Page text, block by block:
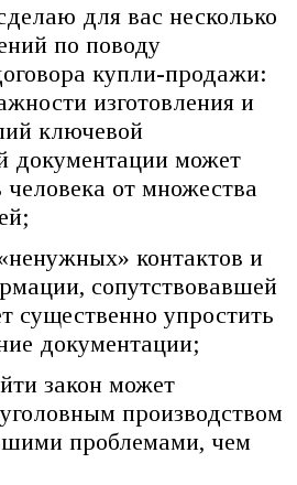
для вас несколько
по поводу
купли-продажи:
изготовления и
ключевой
документации может
человека от множества
контактов и
сопутствовавшей
существенно упростить
документации;
закон может
производством
проблемами, чем